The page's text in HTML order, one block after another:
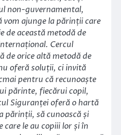
non-guvernamental,
vom ajunge la părinții care
de această metodă de
Cercul
de orice altă metodă de
oferă soluții, ci invită
pentru că recunoaște
părinte, fiecărui copil,
Siguranței oferă o hartă
părinții, să cunoască și
care le au copiii lor și în